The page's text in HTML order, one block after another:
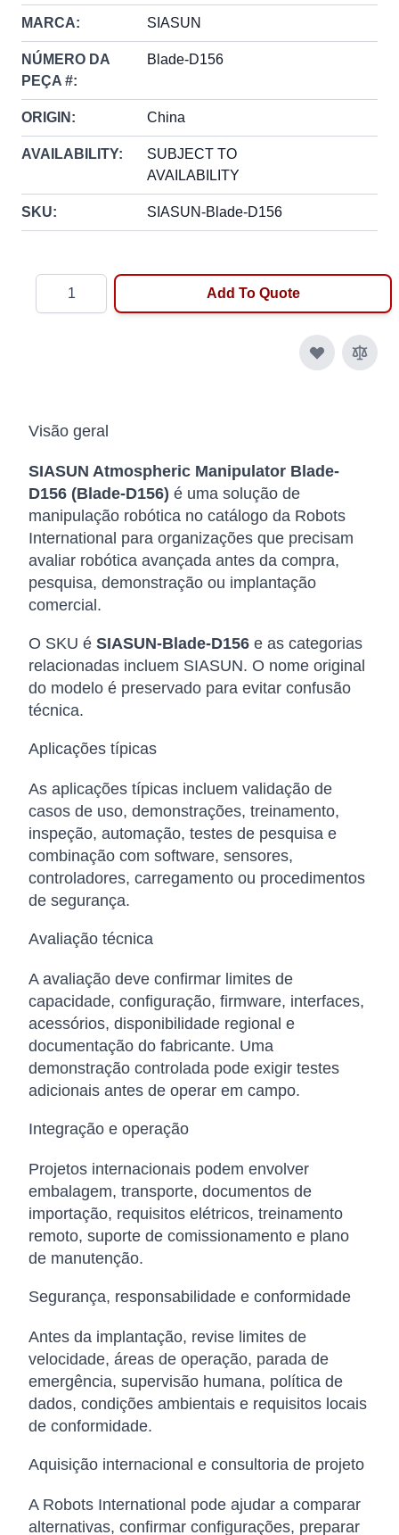
MARCA: SIASUN
NÚMERO DA
PEÇA #:
Blade-D156
ORIGIN: China
AVAILABILITY:
SUBJECT TO
AVAILABILITY
SKU: SIASUN-Blade-D156
Add To Quote
Visão geral
SIASUN Atmospheric Manipulator Blade-
D156 (Blade-D156) é uma solução de
manipulação robótica no catálogo da Robots
International para organizações que precisam
avaliar robótica avançada antes da compra,
pesquisa, demonstração ou implantação
comercial.
O SKU é SIASUN-Blade-D156 e as categorias
relacionadas incluem SIASUN. O nome original
do modelo é preservado para evitar confusão
técnica.
Aplicações típicas
As aplicações típicas incluem validação de
casos de uso, demonstrações, treinamento,
inspeção, automação, testes de pesquisa e
combinação com software, sensores,
controladores, carregamento ou procedimentos
de segurança.
Avaliação técnica
A avaliação deve confirmar limites de
capacidade, configuração, firmware, interfaces,
acessórios, disponibilidade regional e
documentação do fabricante. Uma
demonstração controlada pode exigir testes
adicionais antes de operar em campo.
Integração e operação
Projetos internacionais podem envolver
embalagem, transporte, documentos de
importação, requisitos elétricos, treinamento
remoto, suporte de comissionamento e plano
de manutenção.
Segurança, responsabilidade e conformidade
Antes da implantação, revise limites de
velocidade, áreas de operação, parada de
emergência, supervisão humana, política de
dados, condições ambientais e requisitos locais
de conformidade.
Aquisição internacional e consultoria de projeto
A Robots International pode ajudar a comparar
alternativas, confirmar configurações, preparar